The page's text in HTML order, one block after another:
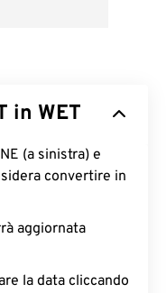
in WET
(a sinistra) e
convertire in
aggiornata
la data cliccando